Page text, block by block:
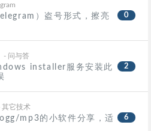
）盗号形式，擦亮
0
installer服务安装此
- 问与答
2
mp3的小软件分享，适
其它技术
6